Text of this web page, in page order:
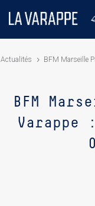
Actualités BFM Marseille
BFM
Varappe :